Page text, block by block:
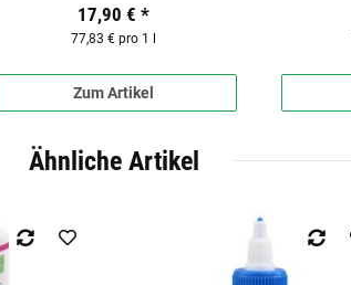
17,90 €*
77,83 € pro 1 l
Zum Artikel
Ähnliche Artikel